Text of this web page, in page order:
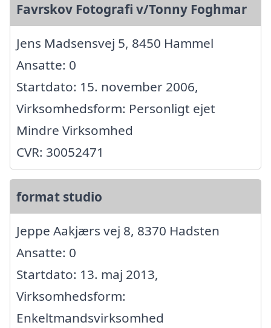
Favrskov Fotografi v/Tonny Foghmar
Jens Madsensvej 5, 8450 Hammel
Ansatte: 0
Startdato: 15. november 2006,
Virksomhedsform: Personligt ejet
Mindre Virksomhed
CVR: 30052471
format studio
Jeppe Aakjærs vej 8, 8370 Hadsten
Ansatte: 0
Startdato: 13. maj 2013,
Virksomhedsform:
Enkeltmandsvirksomhed